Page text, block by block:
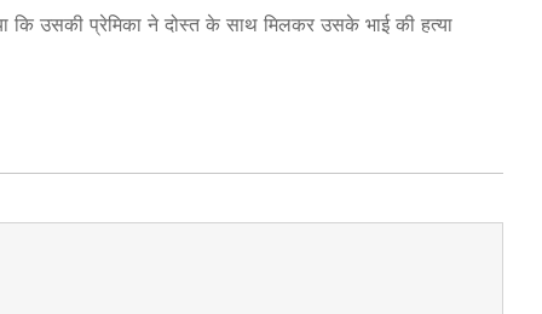
उसकी प्रेमिका ने दोस्त के साथ मिलकर उसके भाई की हत्या